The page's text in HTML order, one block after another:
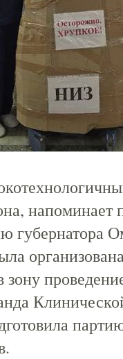
губернатора
зону